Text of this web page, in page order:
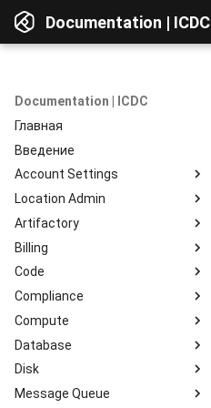
Documentation | ICDC
Documentation | ICDC
Главная
Введение
Account Settings
Введение
Account
Users
Billing
Reports
Гайды
Интеграция c Active
Location Admin
Введение
Accounts
Service Delivery
Admin Consoles
Artifactory
Введение
Веб-интерфейс
Обзор интерфейса
Просмотр компонентов
Доступ к данным
Репозитории
Репозитории
Ресурсы
Billing
Введение
Billing Settings
Payment Systems
Invoices
Reports
Code
Введение
Общие сведения
Планирование
Разработка
Тестирование
Compliance
Введение
Доступ к сервису
Профиль пользователя
Работа с сервером
Compute
Введение
Instances
Instance Groups
Database
Введение
Инстансы
Disk
Введение
Message Queue